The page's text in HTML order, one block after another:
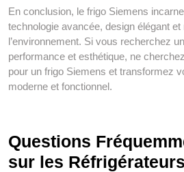
En conclusion, le frigo Siemens
technologie avancée, design élégant
l’environnement. Si vous recherchez
performance et esthétique, ne
pour un frigo Siemens et transformez
moderne et fonctionnel.
Questions
sur les